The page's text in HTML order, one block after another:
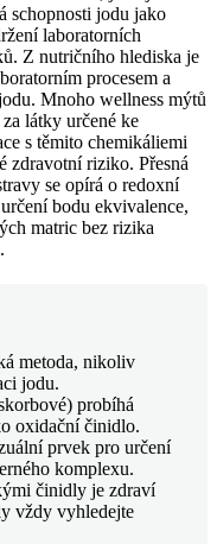
schopnosti jodu jako
laboratorních
Z nutričního hlediska je
procesem a
Mnoho wellness mýtů
látky určené ke
s těmito chemikáliemi
zdravotní riziko. Přesná
se opírá o redoxní
bodu ekvivalence,
matric bez rizika
metoda, nikoliv
jodu.
probíhá
oxidační činidlo.
prvek pro určení
komplexu.
činidly je zdraví
vždy vyhledejte